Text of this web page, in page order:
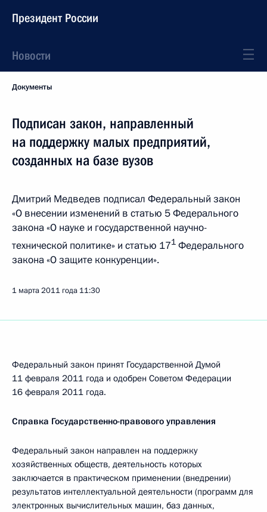
Президент России
Новости
Документы
Подписан закон, направленный
на поддержку малых предприятий,
созданных на базе вузов
Дмитрий Медведев подписал Федеральный закон
«О внесении изменений в статью 5 Федерального
закона «О науке и государственной научно-
технической политике» и статью 171 Федерального
закона «О защите конкуренции».
1 марта 2011 года 11:30
Федеральный закон принят Государственной Думой
11 февраля 2011 года и одобрен Советом Федерации
16 февраля 2011 года.
Справка Государственно-правового управления
Федеральный закон направлен на поддержку
хозяйственных обществ, деятельность которых
заключается в практическом применении (внедрении)
результатов интеллектуальной деятельности (программ для
электронных вычислительных машин, баз данных,